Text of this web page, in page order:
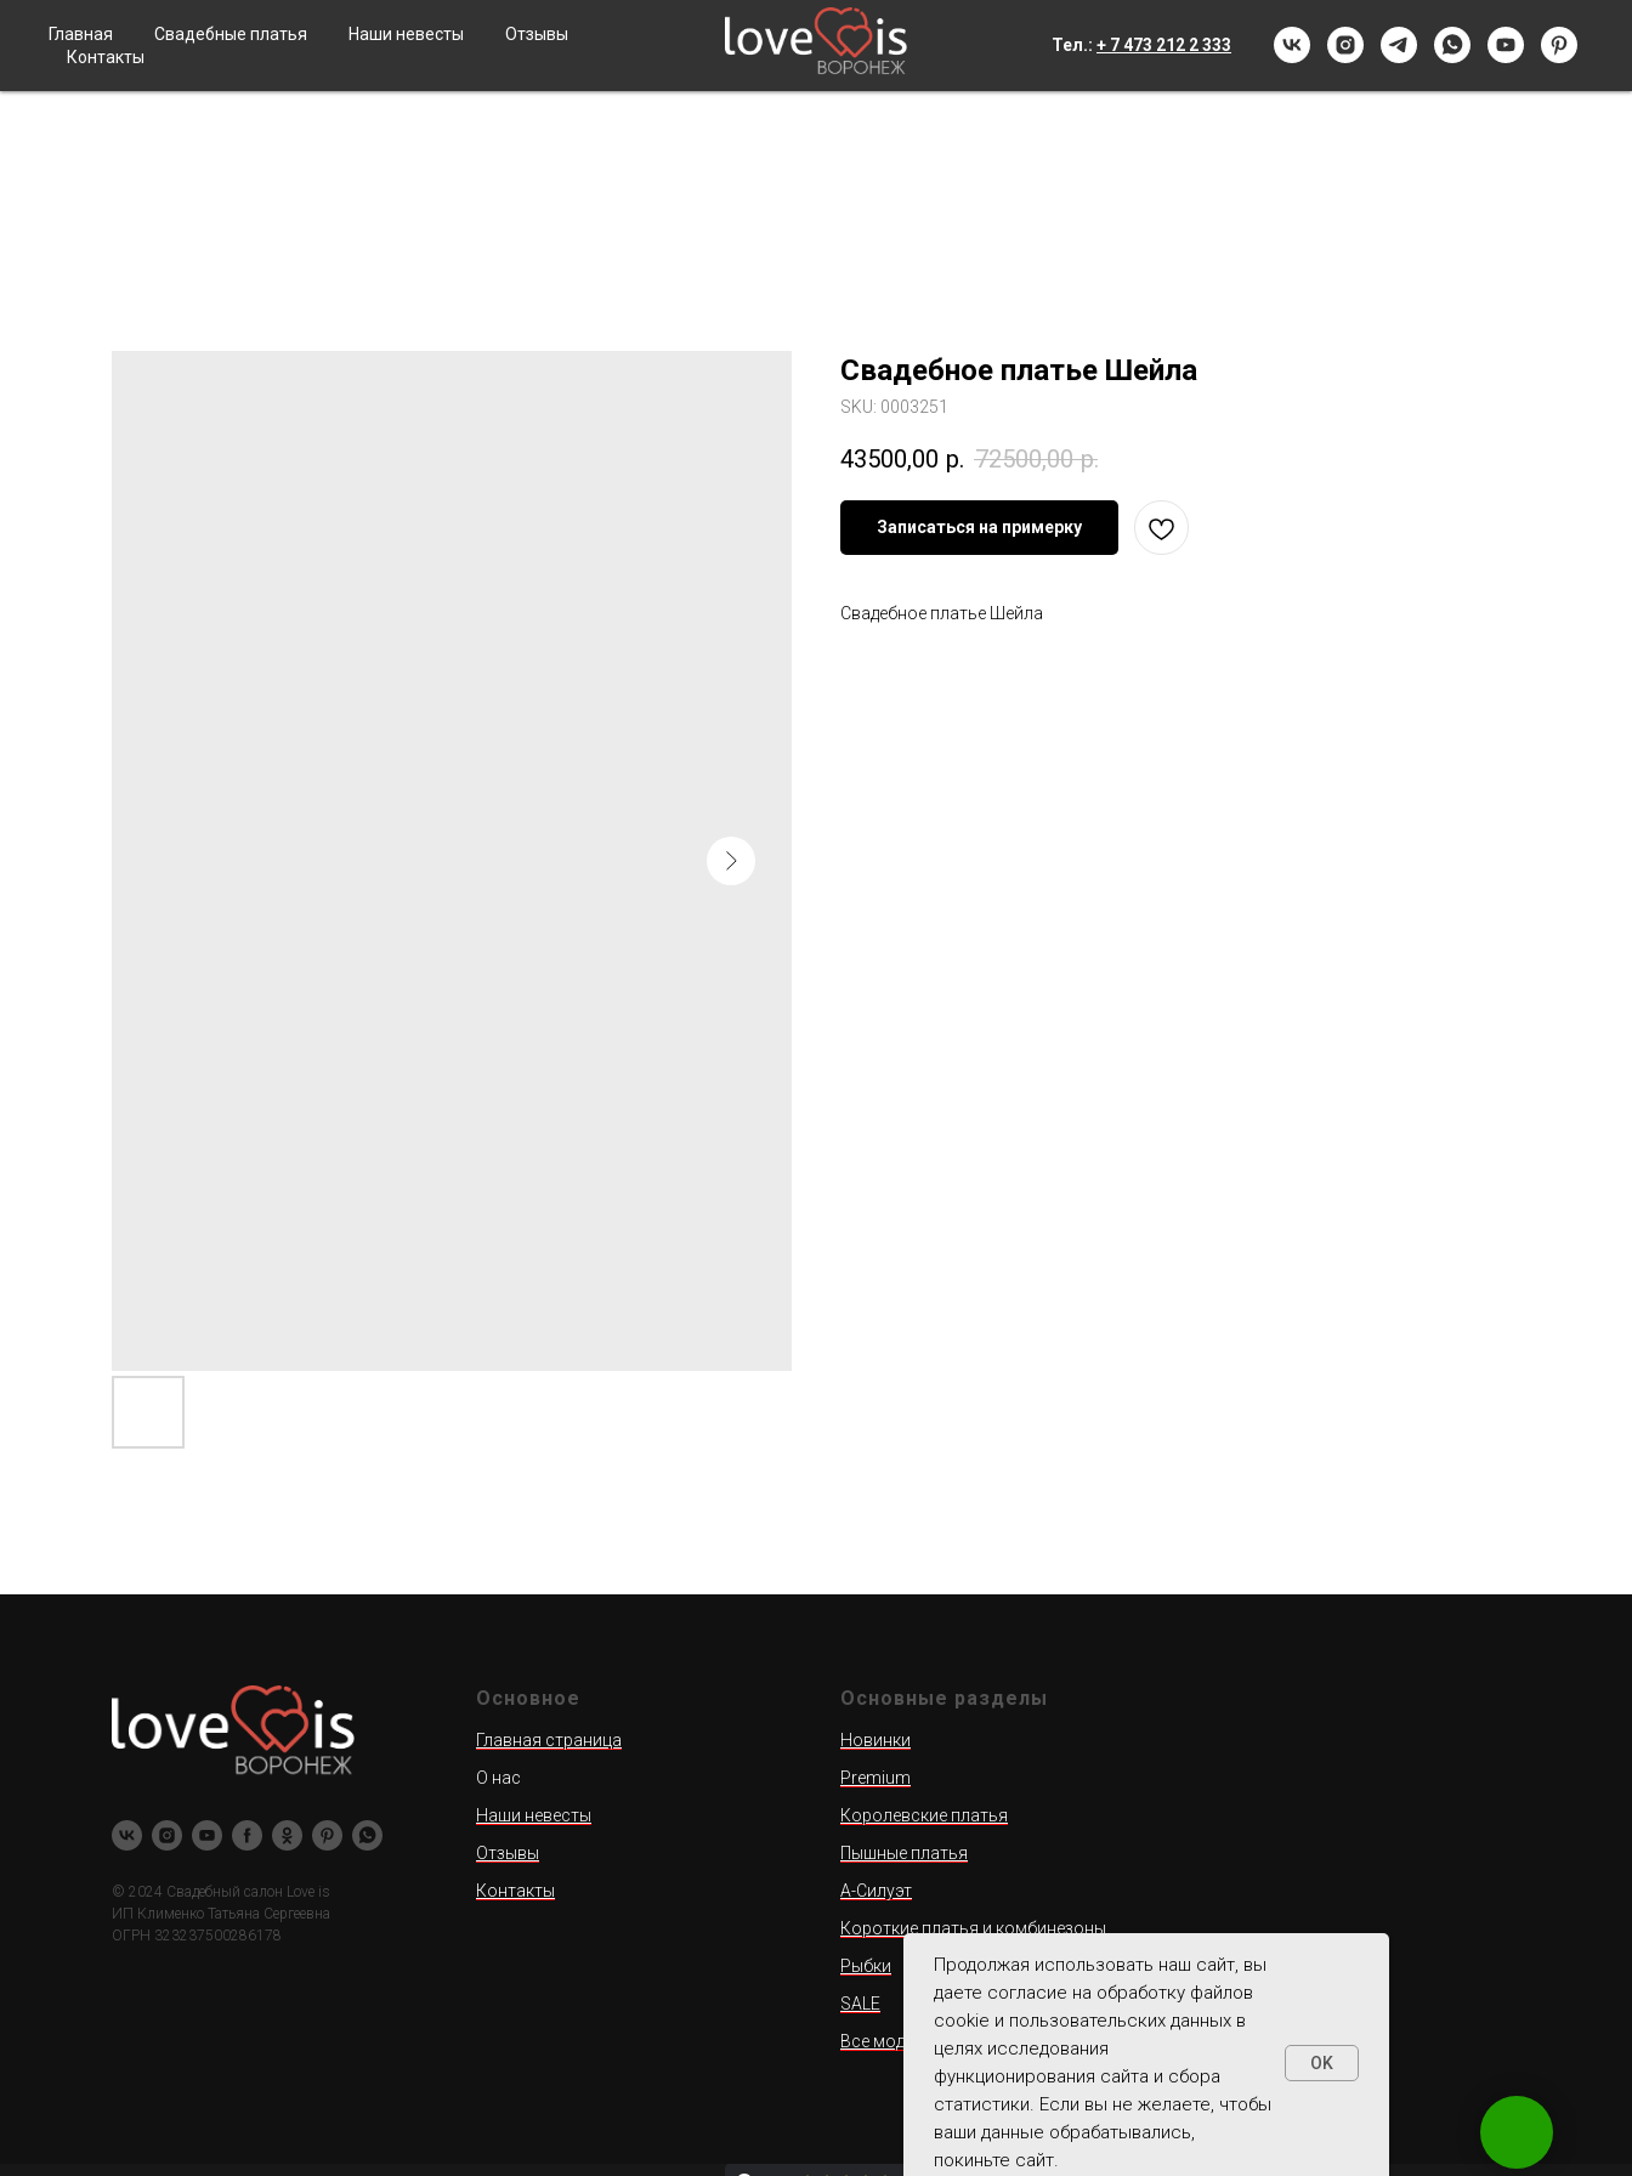
Главная Свадебные платья Наши невесты
Отзывы
Контакты
Тел.: + 7 473 212 2 333
Свадебное платье Шейла
SKU: 0003251
43500,00 р. 72500,00 р.
Записаться на примерку
Свадебное платье Шейла
© 2024 Свадебный салон Love is
ИП Клименко Татьяна Сергеевна
ОГРН 323237500286178
Основное
Главная страница
О нас
Наши невесты
Отзывы
Контакты
Основные разделы
Новинки
Premium
Королевские платья
Пышные платья
А-Силуэт
Короткие платья и комбинезоны
Рыбки
SALE
Все модели
Продолжая использовать наш сайт, вы
даете согласие на обработку файлов
cookie и пользовательских данных в
целях исследования
функционирования сайта и сбора
статистики. Если вы не желаете, чтобы
ваши данные обрабатывались,
покиньте сайт.
OK